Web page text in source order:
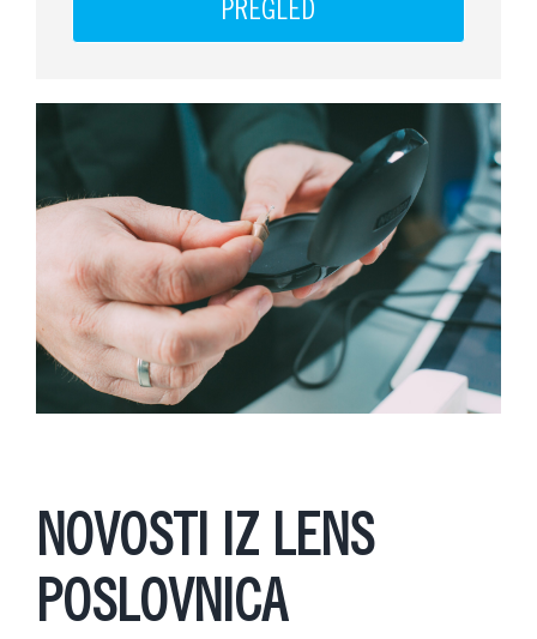
PREGLED
NOVOSTI IZ LENS
POSLOVNICA